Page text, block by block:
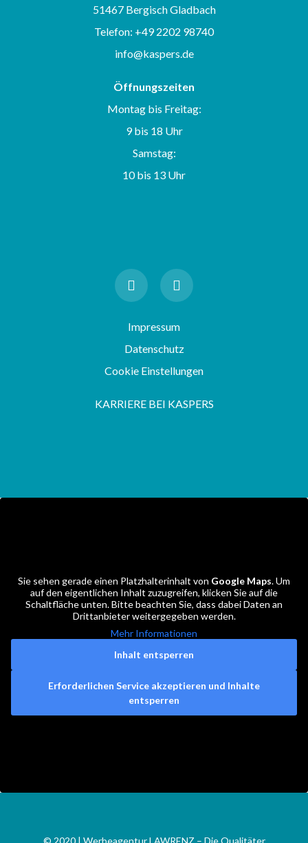
51467 Bergisch Gladbach
Telefon: +49 2202 98740
info@kaspers.de
Öffnungszeiten
Montag bis Freitag:
9 bis 18 Uhr
Samstag:
10 bis 13 Uhr
Impressum
Datenschutz
Cookie Einstellungen
KARRIERE BEI KASPERS
Sie sehen gerade einen Platzhalterinhalt von Google Maps. Um
auf den eigentlichen Inhalt zuzugreifen, klicken Sie auf die
Schaltfläche unten. Bitte beachten Sie, dass dabei Daten an
Drittanbieter weitergegeben werden.
Mehr Informationen
Inhalt entsperren
Erforderlichen Service akzeptieren und Inhalte
entsperren
© 2020 | Werbeagentur LAWRENZ – Die Qualitäter